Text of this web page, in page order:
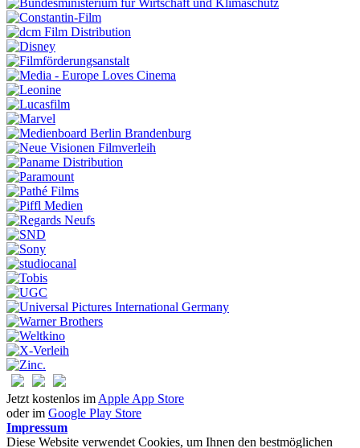
Jetzt kostenlos im Apple App Store
oder im Google Play Store
Impressum
Diese Website verwendet Cookies, um Ihnen den bestmöglichen